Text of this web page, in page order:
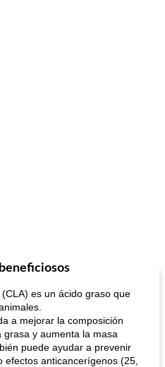
es un ácido graso que
a mejorar la composición
y aumenta la masa
puede ayudar a prevenir
efectos anticancerígenos (25,